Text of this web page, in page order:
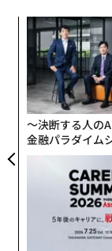
〜決断する人の
金融パラダイム
個別化」の核
ェルスナビ